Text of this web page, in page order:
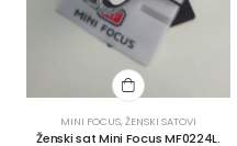
MINI FOCUS,ŽENSKI SATOVI
Ženski sat Mini Focus MF0224L.